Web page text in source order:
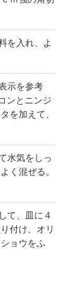
を入れ、よ
示を参考
ンとニンジ
を加えて、
水気をしっ
く混ぜる。
て、皿に４
付け、オリ
ョウをふ